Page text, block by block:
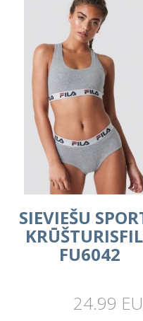
SIEVIEŠU
FU6042
24.99